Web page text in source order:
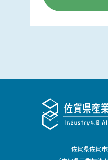
佐賀県佐賀